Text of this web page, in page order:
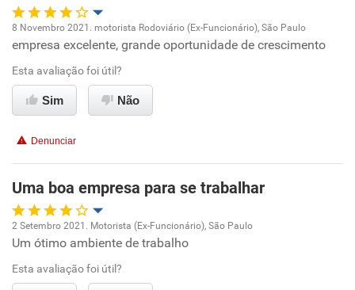
Oportunidade de promoção
Ambiente de trabalho
Benefícios
Recomenda esta empresa
Recomenda a diretoria
8 Novembro 2021. motorista Rodoviário (Ex-Funcionário), São Paulo
empresa excelente, grande oportunidade de crescimento
Esta avaliação foi útil?
Sim Não
Denunciar
Uma boa empresa para se trabalhar
Oportunidade de promoção
Ambiente de trabalho
2 Setembro 2021. Motorista (Ex-Funcionário), São Paulo
Um ótimo ambiente de trabalho
Esta avaliação foi útil?